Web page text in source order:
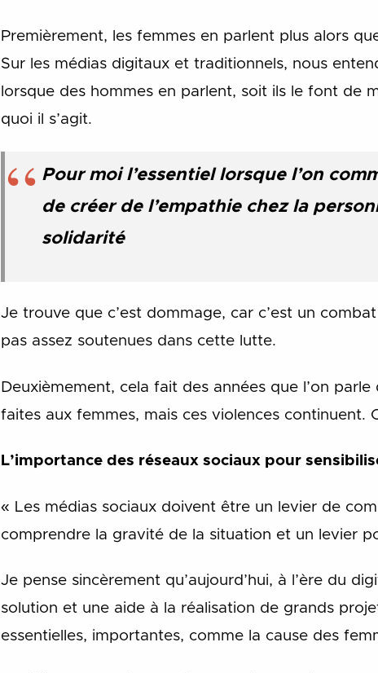
Premièrement, les femmes en parlent plus alors
Sur les médias digitaux et traditionnels, nous
lorsque des hommes en parlent, soit ils le font de
quoi il s’agit.
Pour moi l’essentiel lorsque l’on
de créer de l’empathie chez la
solidarité
Je trouve que c’est dommage, car c’est un
pas assez soutenues dans cette lutte.
Deuxièmement, cela fait des années que l’on
faites aux femmes, mais ces violences continuent.
L’importance des réseaux sociaux pour
« Les médias sociaux doivent être un levier de
comprendre la gravité de la situation et un levier
Je pense sincèrement qu’aujourd’hui, à l’ère du
solution et une aide à la réalisation de grands
essentielles, importantes, comme la cause des